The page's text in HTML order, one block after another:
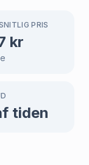
PRIS
kr
tiden